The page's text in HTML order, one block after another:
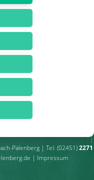
Palenberg | Tel: (02451)2271
| Impressum